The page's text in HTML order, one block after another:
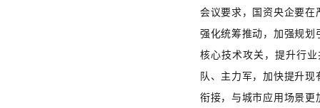
会议要求，国资央企要
强化统筹推动，加强规
核心技术攻关，提升行
队、主力军，加快提升
衔接，与城市应用场景